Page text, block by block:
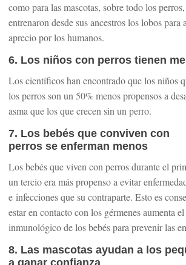
como para las mascotas, sobre todo los
entrenaron desde sus ancestros los lobos para
aprecio por los humanos.
6. Los niños con perros tienen
Los científicos han encontrado que los niños
los perros son un 50% menos propensos a
asma que los que crecen sin un perro.
7. Los bebés que conviven con
perros se enferman menos
Los bebés que viven con perros durante el
un tercio era más propenso a evitar
e infecciones que su contraparte. Esto es
estar en contacto con los gérmenes aumenta el
inmunológico de los bebés para prevenir las
8. Las mascotas ayudan a los
a ganar confianza